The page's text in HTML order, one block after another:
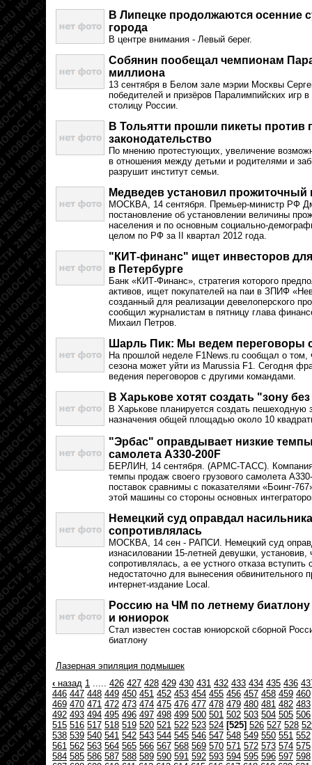
В Липецке продолжаются осенние
города
В центре внимания - Левый берег.
Собянин пообещал чемпионам
миллиона
13 сентября в Белом зале мэрии Москвы
победителей и призёров Паралимпийских игр
столицу России.
В Тольятти прошли пикеты против
законодательство
По мнению протестующих, увеличение
в отношения между детьми и родителями и
разрушит институт семьи.
Медведев установил
МОСКВА, 14 сентября. Премьер-министр РФ
постановление об установлении величины
населения и по основным социально-
целом по РФ за II квартал 2012 года.
"КИТ-финанс" ищет инвесторов для
в Петербурге
Банк «КИТ-Финанс», стратегия которого
активов, ищет покупателей на паи в ЗПИФ
созданный для реализации девелоперского
сообщил журналистам в пятницу глава
Михаил Петров.
Шарль Пик: Мы ведем переговоры
На прошлой неделе F1News.ru сообщал о
сезона может уйти из Marussia F1. Сегодня
ведения переговоров с другими командами.
В Харькове хотят создать "зону
В Харькове планируется создать пешеходную
назначения общей площадью около 10
"Эрбас" оправдывает низкие
самолета A330-200F
БЕРЛИН, 14 сентября. (АРМС-ТАСС). Компания
темпы продаж своего грузового самолета
поставок сравнимы с показателями «Боинг-
этой машины со стороны основных
Немецкий суд оправдал
сопротивлялась
МОСКВА, 14 сен - РАПСИ. Немецкий суд
изнасиловании 15-летней девушки, установив,
сопротивлялась, а ее устного отказа
недостаточно для вынесения обвинительного
интернет-издание Local.
Россию на ЧМ по летнему
и юниорок
Стал известен состав юниорской сборной
биатлону
Лазерная эпиляция подмышек
‹ назад 1 ..... 426 427 428 429 430 431 432 433 434 435 436
446 447 448 449 450 451 452 453 454 455 456 457 458 459 460
469 470 471 472 473 474 475 476 477 478 479 480 481 482 483
492 493 494 495 496 497 498 499 500 501 502 503 504 505 506
515 516 517 518 519 520 521 522 523 524 [525] 526 527 528
538 539 540 541 542 543 544 545 546 547 548 549 550 551 552
561 562 563 564 565 566 567 568 569 570 571 572 573 574 575
584 585 586 587 588 589 590 591 592 593 594 595 596 597 598